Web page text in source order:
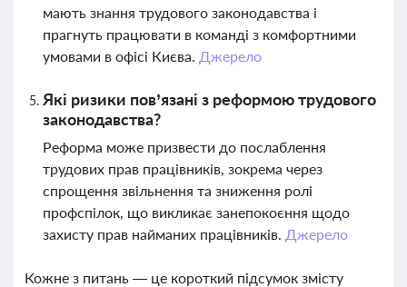
мають знання трудового законодавства і
прагнуть працювати в команді з комфортними
умовами в офісі Києва. Джерело
Які ризики пов’язані з реформою трудового
законодавства?
Реформа може призвести до послаблення
трудових прав працівників, зокрема через
спрощення звільнення та зниження ролі
профспілок, що викликає занепокоєння щодо
захисту прав найманих працівників. Джерело
Кожне з питань — це короткий підсумок змісту